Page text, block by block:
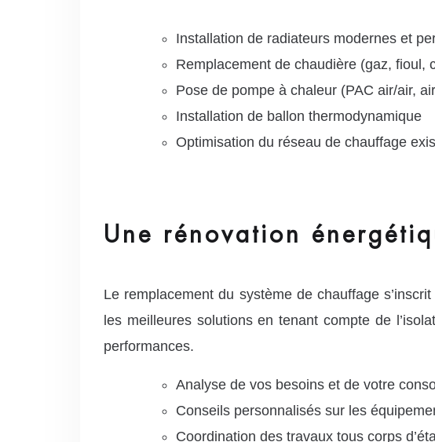
Installation de radiateurs modernes et
Remplacement de chaudière (gaz, fioul,
Pose de pompe à chaleur (PAC air/air,
Installation de ballon thermodynamique
Optimisation du réseau de chauffage
Une rénovation
Le remplacement du système de chauffage
les meilleures solutions en tenant compte de
performances.
Analyse de vos besoins et de votre
Conseils personnalisés sur les
Coordination des travaux tous corps